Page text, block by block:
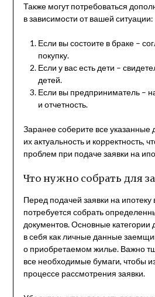
Также могут потребоваться
в зависимости от вашей ситуации:
Если вы состоите в браке –
покупку.
Если у вас есть дети –
детей.
Если вы предприниматель –
и отчетность.
Заранее соберите все указанные
их актуальность и корректность,
проблем при подаче заявки на
Что нужно собрать для
Перед подачей заявки на
потребуется собрать
документов. Основные категории
в себя как личные данные
о приобретаемом жилье. Важно
все необходимые бумаги, чтобы
процессе рассмотрения заявки.